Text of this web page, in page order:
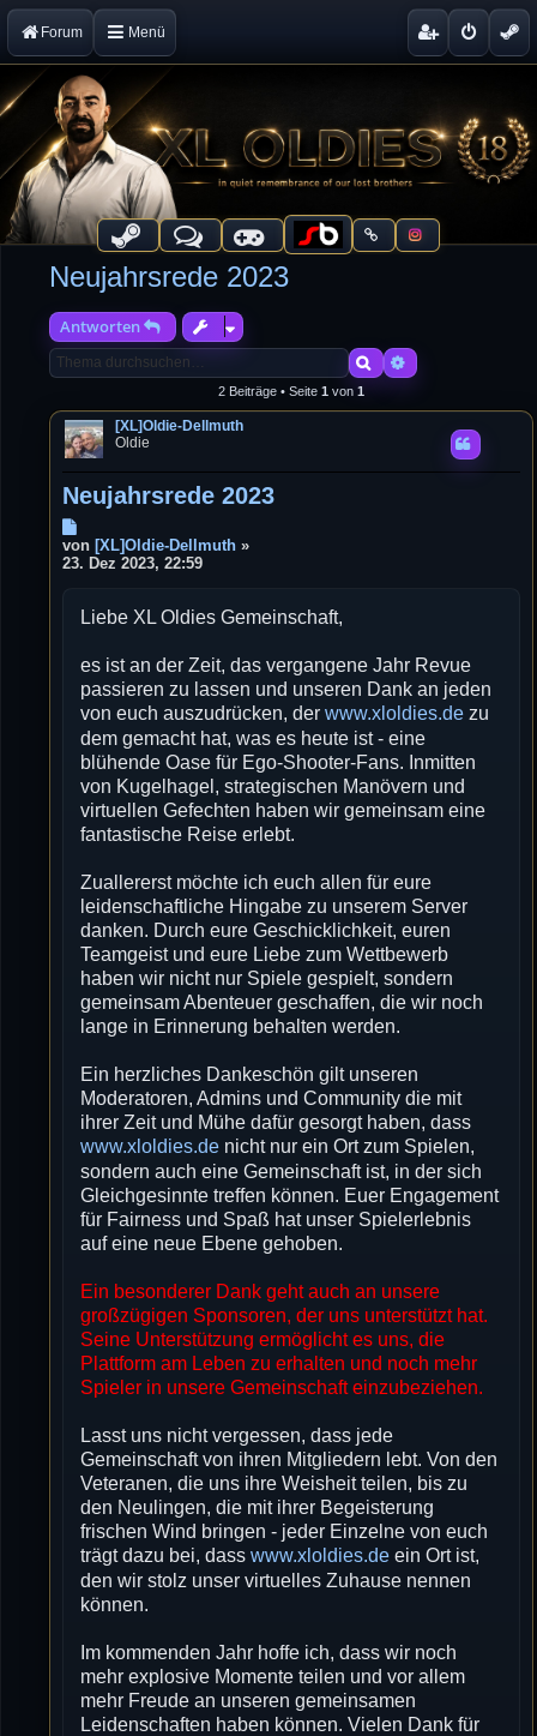
Forum Menü
Neujahrsrede 2023
Antworten
SucheErweiterte Suche
2 Beiträge • Seite 1 von 1
[XL]Oldie-Dellmuth
Oldie
Neujahrsrede 2023
e
von [XL]Oldie-Dellmuth »
23. Dez 2023, 22:59
Liebe XL Oldies Gemeinschaft,
es ist an der Zeit, das vergangene Jahr Revue
passieren zu lassen und unseren Dank an jeden
von euch auszudrücken, derwww.xloldies.de zu
dem gemacht hat, was es heute ist - eine
blühende Oase für Ego-Shooter-Fans. Inmitten
von Kugelhagel, strategischen Manövern und
virtuellen Gefechten haben wir gemeinsam eine
fantastische Reise erlebt.
Zuallererst möchte ich euch allen für eure
leidenschaftliche Hingabe zu unserem Server
danken. Durch eure Geschicklichkeit, euren
Teamgeist und eure Liebe zum Wettbewerb
haben wir nicht nur Spiele gespielt, sondern
gemeinsam Abenteuer geschaffen, die wir noch
lange in Erinnerung behalten werden.
Ein herzliches Dankeschön gilt unseren
Moderatoren, Admins und Community die mit
ihrer Zeit und Mühe dafür gesorgt haben, dass
www.xloldies.de nicht nur ein Ort zum Spielen,
sondern auch eine Gemeinschaft ist, in der sich
Gleichgesinnte treffen können. Euer Engagement
für Fairness und Spaß hat unser Spielerlebnis
auf eine neue Ebene gehoben.
Ein besonderer Dank geht auch an unsere
großzügigen Sponsoren, der uns unterstützt hat.
Seine Unterstützung ermöglicht es uns, die
Plattform am Leben zu erhalten und noch mehr
Spieler in unsere Gemeinschaft einzubeziehen.
Lasst uns nicht vergessen, dass jede
Gemeinschaft von ihren Mitgliedern lebt. Von den
Veteranen, die uns ihre Weisheit teilen, bis zu
den Neulingen, die mit ihrer Begeisterung
frischen Wind bringen - jeder Einzelne von euch
trägt dazu bei, dasswww.xloldies.de ein Ort ist,
den wir stolz unser virtuelles Zuhause nennen
können.
Im kommenden Jahr hoffe ich, dass wir noch
mehr explosive Momente teilen und vor allem
mehr Freude an unseren gemeinsamen
Leidenschaften haben können. Vielen Dank für